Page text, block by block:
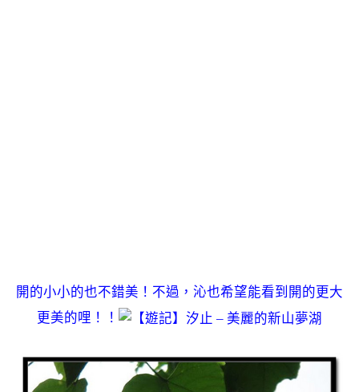
開的小小的也不錯美！不過，沁也希望能看到開的更大
更美的哩！！